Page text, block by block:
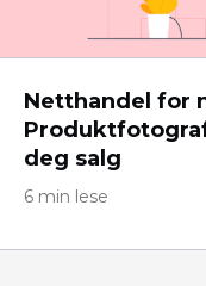
Netthandel for
deg salg
6 min lese